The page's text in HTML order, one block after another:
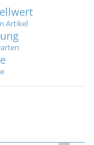
Artikel